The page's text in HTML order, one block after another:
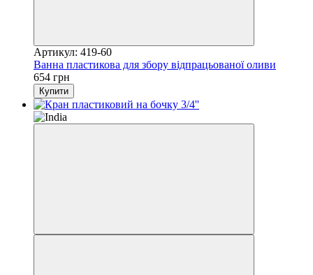
Артикул: 419-60
Ванна пластикова для збору відпрацьованої оливи
654 грн
Купити